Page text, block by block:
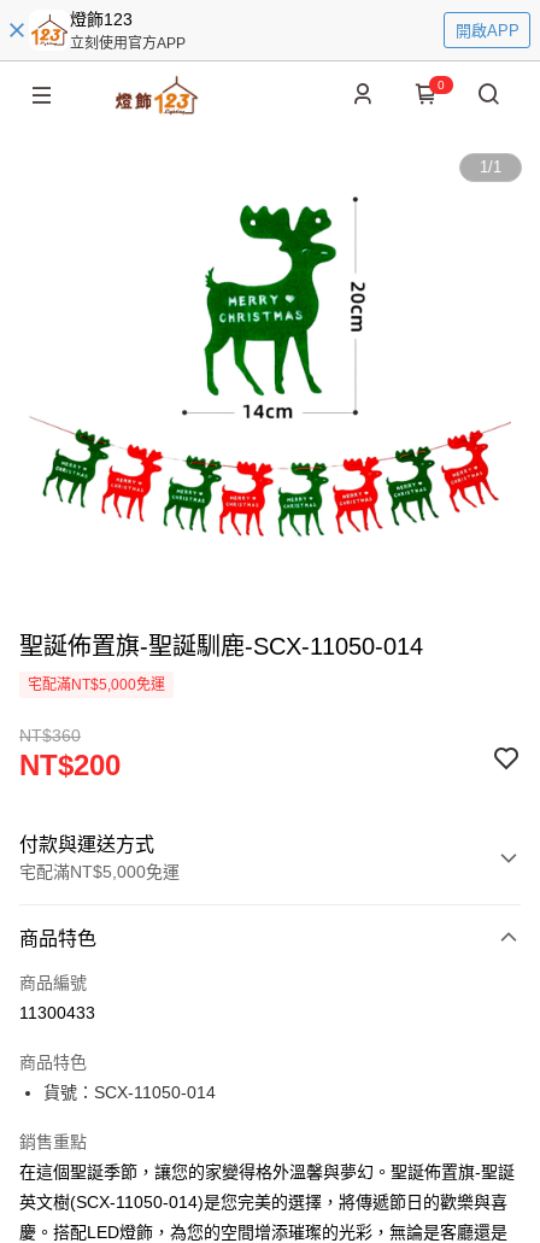
燈飾123
立刻使用官方APP
開啟APP
0
1/1
聖誕佈置旗-聖誕馴鹿-SCX-11050-014
宅配滿NT$5,000免運
NT$360
NT$200
付款與運送方式
宅配滿NT$5,000免運
信用卡一次付款
LINE Pay
街口支付
悠遊付
Google Pay
全盈+PAY
商品特色
商品編號
11300433
商品特色
貨號：SCX-11050-014
銷售重點
在這個聖誕季節，讓您的家變得格外溫馨與夢幻。聖誕佈置旗-聖誕
英文樹(SCX-11050-014)是您完美的選擇，將傳遞節日的歡樂與喜
慶。搭配LED燈飾，為您的空間增添璀璨的光彩，無論是客廳還是